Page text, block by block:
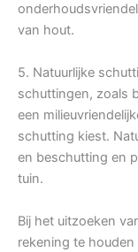
van hout.
5. Natuurlijke
schuttingen, zoals
een
schutting kiest.
en beschutting en
tuin.
Bij het uitzoeken
rekening te